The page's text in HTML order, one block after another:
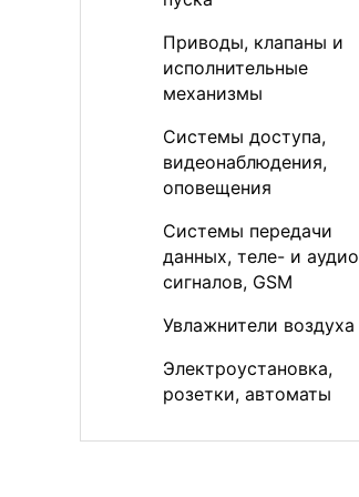
Приводы, клапаны и
исполнительные
механизмы
Системы доступа,
видеонаблюдения,
оповещения
Системы передачи
данных, теле- и аудио
сигналов, GSM
Увлажнители воздуха
Электроустановка,
розетки, автоматы